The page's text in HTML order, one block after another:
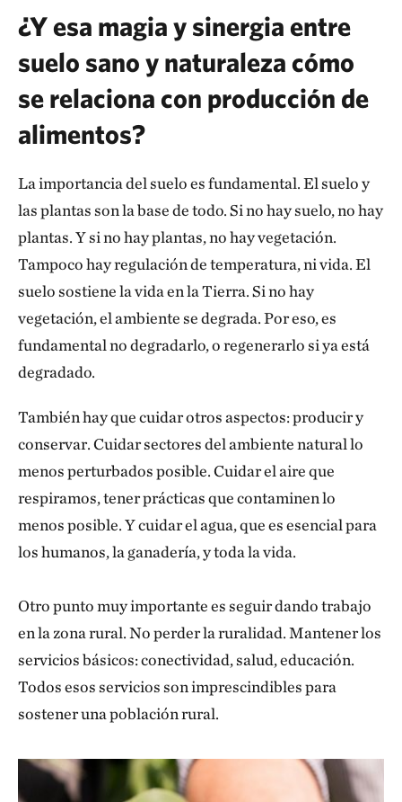
¿Y esa magia y sinergia entre
suelo sano y naturaleza cómo
se relaciona con producción de
alimentos?
La importancia del suelo es fundamental. El suelo y
las plantas son la base de todo. Si no hay suelo, no hay
plantas. Y si no hay plantas, no hay vegetación.
Tampoco hay regulación de temperatura, ni vida. El
suelo sostiene la vida en la Tierra. Si no hay
vegetación, el ambiente se degrada. Por eso, es
fundamental no degradarlo, o regenerarlo si ya está
degradado.
También hay que cuidar otros aspectos: producir y
conservar. Cuidar sectores del ambiente natural lo
menos perturbados posible. Cuidar el aire que
respiramos, tener prácticas que contaminen lo
menos posible. Y cuidar el agua, que es esencial para
los humanos, la ganadería, y toda la vida.
Otro punto muy importante es seguir dando trabajo
en la zona rural. No perder la ruralidad. Mantener los
servicios básicos: conectividad, salud, educación.
Todos esos servicios son imprescindibles para
sostener una población rural.